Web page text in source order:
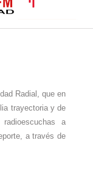
Radial, que en
trayectoria y de
a
a través de